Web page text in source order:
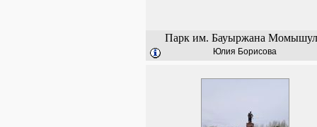
Парк им. Бауыржана
Юлия Борисова